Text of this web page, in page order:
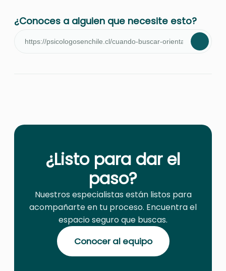
¿Conoces a alguien que necesite esto?
¿Listo para dar el
paso?
Nuestros especialistas están listos para
acompañarte en tu proceso. Encuentra el
espacio seguro que buscas.
Conocer al equipo